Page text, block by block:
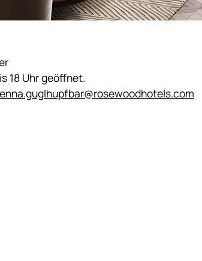
18 Uhr geöffnet.